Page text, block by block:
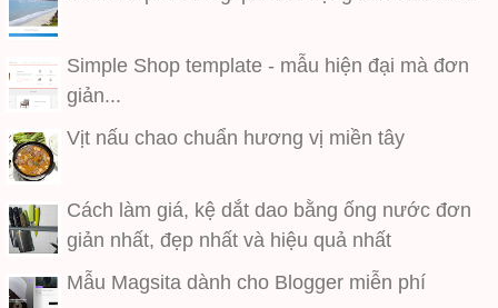
Simple Shop template - mẫu hiện đại mà đơn
giản...
Vịt nấu chao chuẩn hương vị miền tây
Cách làm giá, kệ dắt dao bằng ống nước đơn
giản nhất, đẹp nhất và hiệu quả nhất
Mẫu Magsita dành cho Blogger miễn phí